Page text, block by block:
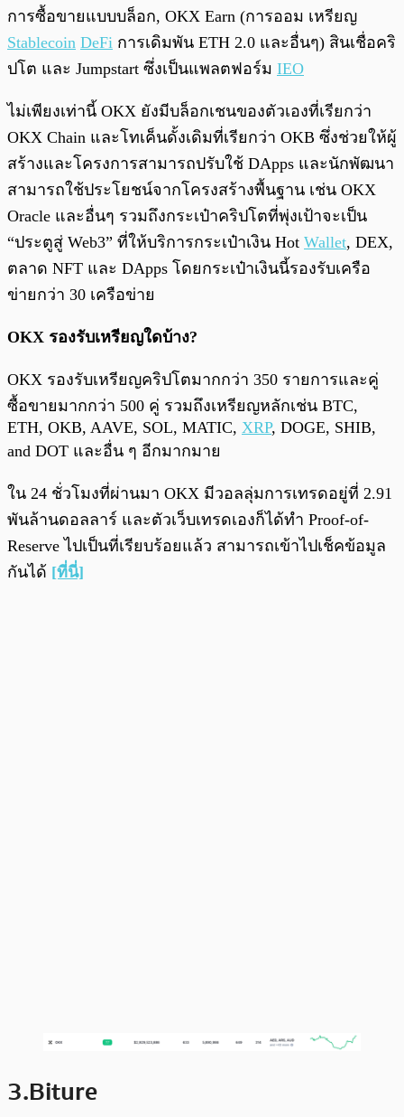
การซื้อขายแบบบล็อก, OKX Earn (การออม เหรียญ
Stablecoin DeFi การเดิมพัน ETH 2.0 และอื่นๆ) สินเชื่อคริ
ปโต และ Jumpstart ซึ่งเป็นแพลตฟอร์ม IEO
ไม่เพียงเท่านี้ OKX ยังมีบล็อกเชนของตัวเองที่เรียกว่า
OKX Chain และโทเค็นดั้งเดิมที่เรียกว่า OKB ซึ่งช่วยให้ผู้
สร้างและโครงการสามารถปรับใช้ DApps และนักพัฒนา
สามารถใช้ประโยชน์จากโครงสร้างพื้นฐาน เช่น OKX
Oracle และอื่นๆ รวมถึงกระเป๋าคริปโตที่พุ่งเป้าจะเป็น
“ประตูสู่ Web3” ที่ให้บริการกระเป๋าเงิน Hot Wallet, DEX,
ตลาด NFT และ DApps โดยกระเป๋าเงินนี้รองรับเครือ
ข่ายกว่า 30 เครือข่าย
OKX รองรับเหรียญใดบ้าง?
OKX รองรับเหรียญคริปโตมากกว่า 350 รายการและคู่
ซื้อขายมากกว่า 500 คู่ รวมถึงเหรียญหลักเช่น BTC,
ETH, OKB, AAVE, SOL, MATIC, XRP, DOGE, SHIB,
and DOT และอื่น ๆ อีกมากมาย
ใน 24 ชั่วโมงที่ผ่านมา OKX มีวอลลุ่มการเทรดอยู่ที่ 2.91
พันล้านดอลลาร์ และตัวเว็บเทรดเองก็ได้ทำ Proof-of-
Reserve ไปเป็นที่เรียบร้อยแล้ว สามารถเข้าไปเช็คข้อมูล
กันได้ [ที่นี่]
3.Biture